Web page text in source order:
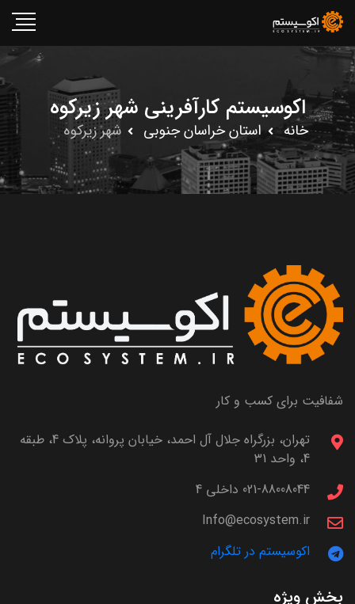
اکوسیستم کارآفرینی شهر زیرکوه
خانه استان خراسان جنوبى شهر زیرکوه
شفافیت برای کسب و کار
تهران، بزرگراه جلال آل احمد، خیابان پروانه، پلاک 4، طبقه
4، واحد 31
021-88008044 داخلی 4
Info@ecosystem.ir
اکوسیستم در تلگرام
بخش ویژه